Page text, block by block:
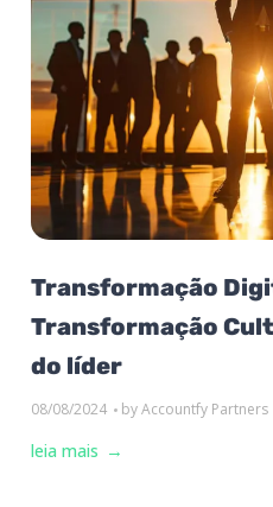
Transformação
Transformação
do líder
08/08/2024 byAccountfy Partners
leia mais